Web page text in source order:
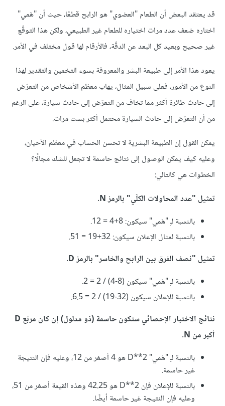
قد يعتقد البعض أن الطعام "العضوي" هو الرابح قطعًا، حيث أن "هَمي"
اختاره ضعف عدد مرات اختياره للطعام غير الطبيعي، ولكن هذا التوقّع
غير صحيح وبعيد كل البعد عن الدقّة، فالأرقام لها قول مختلف في الأمر.
يعود هذا الأمر إلى طبيعة البشر والمعروفة بسوء التخمين والتقدير لهذا
النوع من الأمور، فعلى سبيل المثال، يهاب معظم الأشخاص من التعرّض
إلى حادث طائرة أكثر مما تخاف من التعرّض إلى حادث سيارة، على الرغم
من أن التعرّض إلى حادث السيارة محتمل أكثر بست مرات.
يمكن القول إن الطبيعة البشرية لا تحسن الحساب في معظم الأحيان،
وعليه كيف يمكن الوصول إلى نتائج حاسمة لا تجعل للشك مجالًا؟
الخطوات هي كالتالي:
تمثيل "عدد المحاولات الكلّي" بالرمز N.
بالنسبة لـِ "هَمي" سيكون: 8+4 = 12.
بالنسبة لمثال الإعلان سيكون: 32+19 = 51.
تمثيل "نصف الفرق بين الرابح والخاسر" بالرمز D.
بالنسبة لـِ "هَمي" سيكون (8-4) / 2 = 2.
بالنسبة للإعلان سيكون (32-19) / 2 = 6.5.
نتائج الاختبار الإحصائي ستكون حاسمة (ذو مدلول) إن كان مربّع D
أكبر من N.
بالنسبة لـِ "هَمي" D**2 هو 4 أصغر من 12، وعليه فإن النتيجة
غير حاسمة.
بالنسبة للإعلان فإن D**2 هو 42.25 وهذه القيمة أصغر من 51،
وعليه فإن النتيجة غير حاسمة أيضًا.